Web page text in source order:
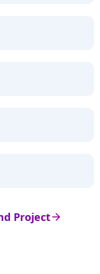
arrow_right
Project